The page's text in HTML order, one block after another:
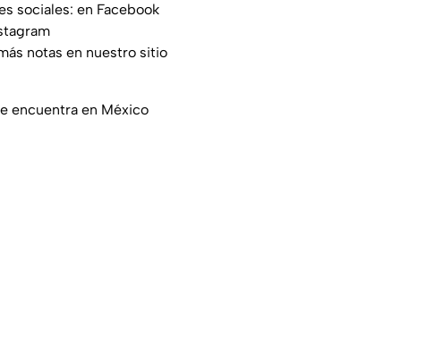
sociales: en Facebook
notas en nuestro sitio
encuentra en México